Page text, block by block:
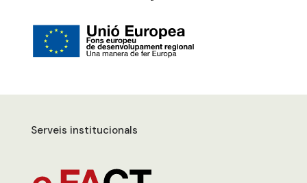
Serveis institucionals